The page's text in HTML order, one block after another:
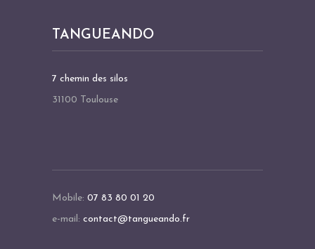
TANGUEANDO
7 chemin des silos
31100 Toulouse
Mobile: 07 83 80 01 20
e-mail: contact@tangueando.fr